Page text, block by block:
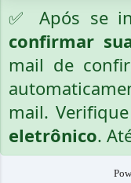
✅ Após se
confirmar
mail de
mail.
eletrônico.